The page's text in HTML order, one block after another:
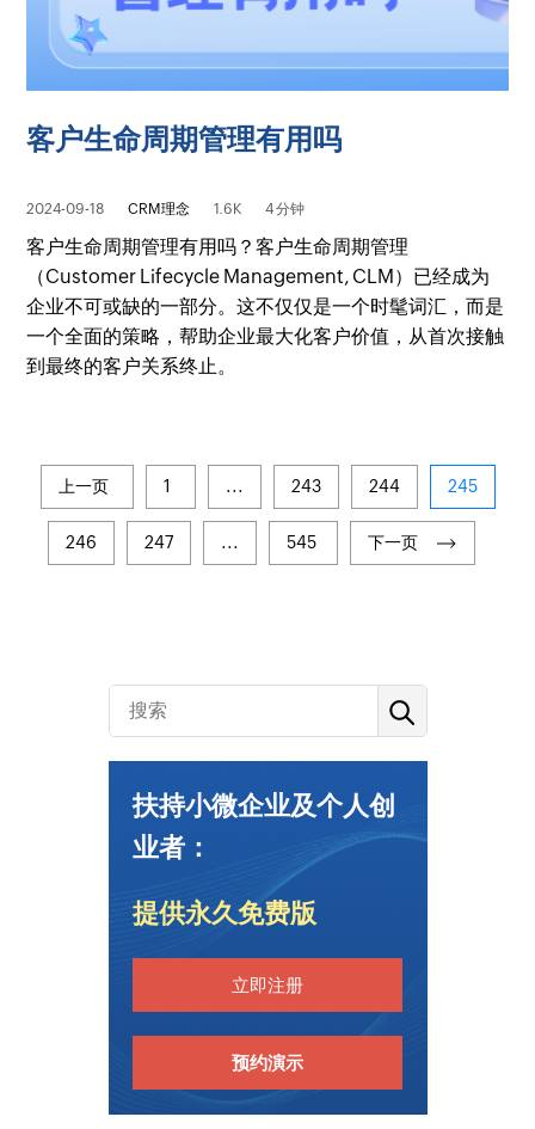
客户生命周期管理有用吗
2024-09-18 CRM理念 1.6K 4 分钟
客户生命周期管理有用吗？客户生命周期管理
（Customer Lifecycle Management, CLM）已经成为
企业不可或缺的一部分。这不仅仅是一个时髦词汇，而是
一个全面的策略，帮助企业最大化客户价值，从首次接触
到最终的客户关系终止。
上一页 1 ... 243 244 245
246 247 ... 545 下一页
扶持小微企业及个人创
业者：
提供永久免费版
立即注册
预约演示